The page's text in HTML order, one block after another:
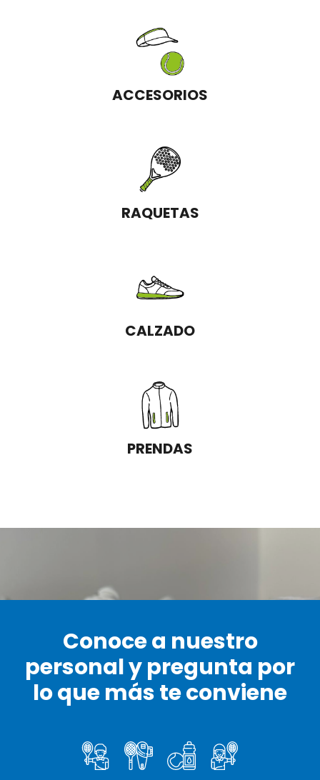
ACCESORIOS
RAQUETAS
CALZADO
PRENDAS
Conoce a nuestro
personal y pregunta por
lo que más te conviene